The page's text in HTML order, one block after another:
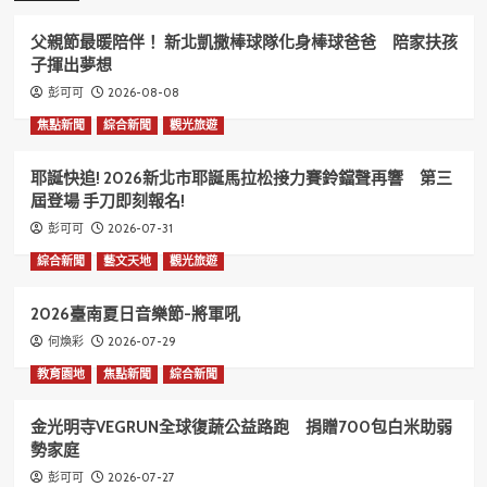
父親節最暖陪伴！ 新北凱撒棒球隊化身棒球爸爸 陪家扶孩
子揮出夢想
彭可可 2026-08-08
焦點新聞 綜合新聞 觀光旅遊
耶誕快追! 2026新北市耶誕馬拉松接力賽鈴鐺聲再響 第三
屆登場 手刀即刻報名!
彭可可 2026-07-31
綜合新聞 藝文天地 觀光旅遊
2026臺南夏日音樂節-將軍吼
何煥彩 2026-07-29
教育園地 焦點新聞 綜合新聞
金光明寺VEGRUN全球復蔬公益路跑 捐贈700包白米助弱
勢家庭
彭可可 2026-07-27